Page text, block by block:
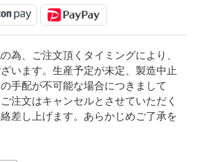
為、ご注文頂くタイミングにより、
います。生産予定が未定、製造中止
手配が不可能な場合につきまして
注文はキャンセルとさせていただく
差し上げます。あらかじめご了承を